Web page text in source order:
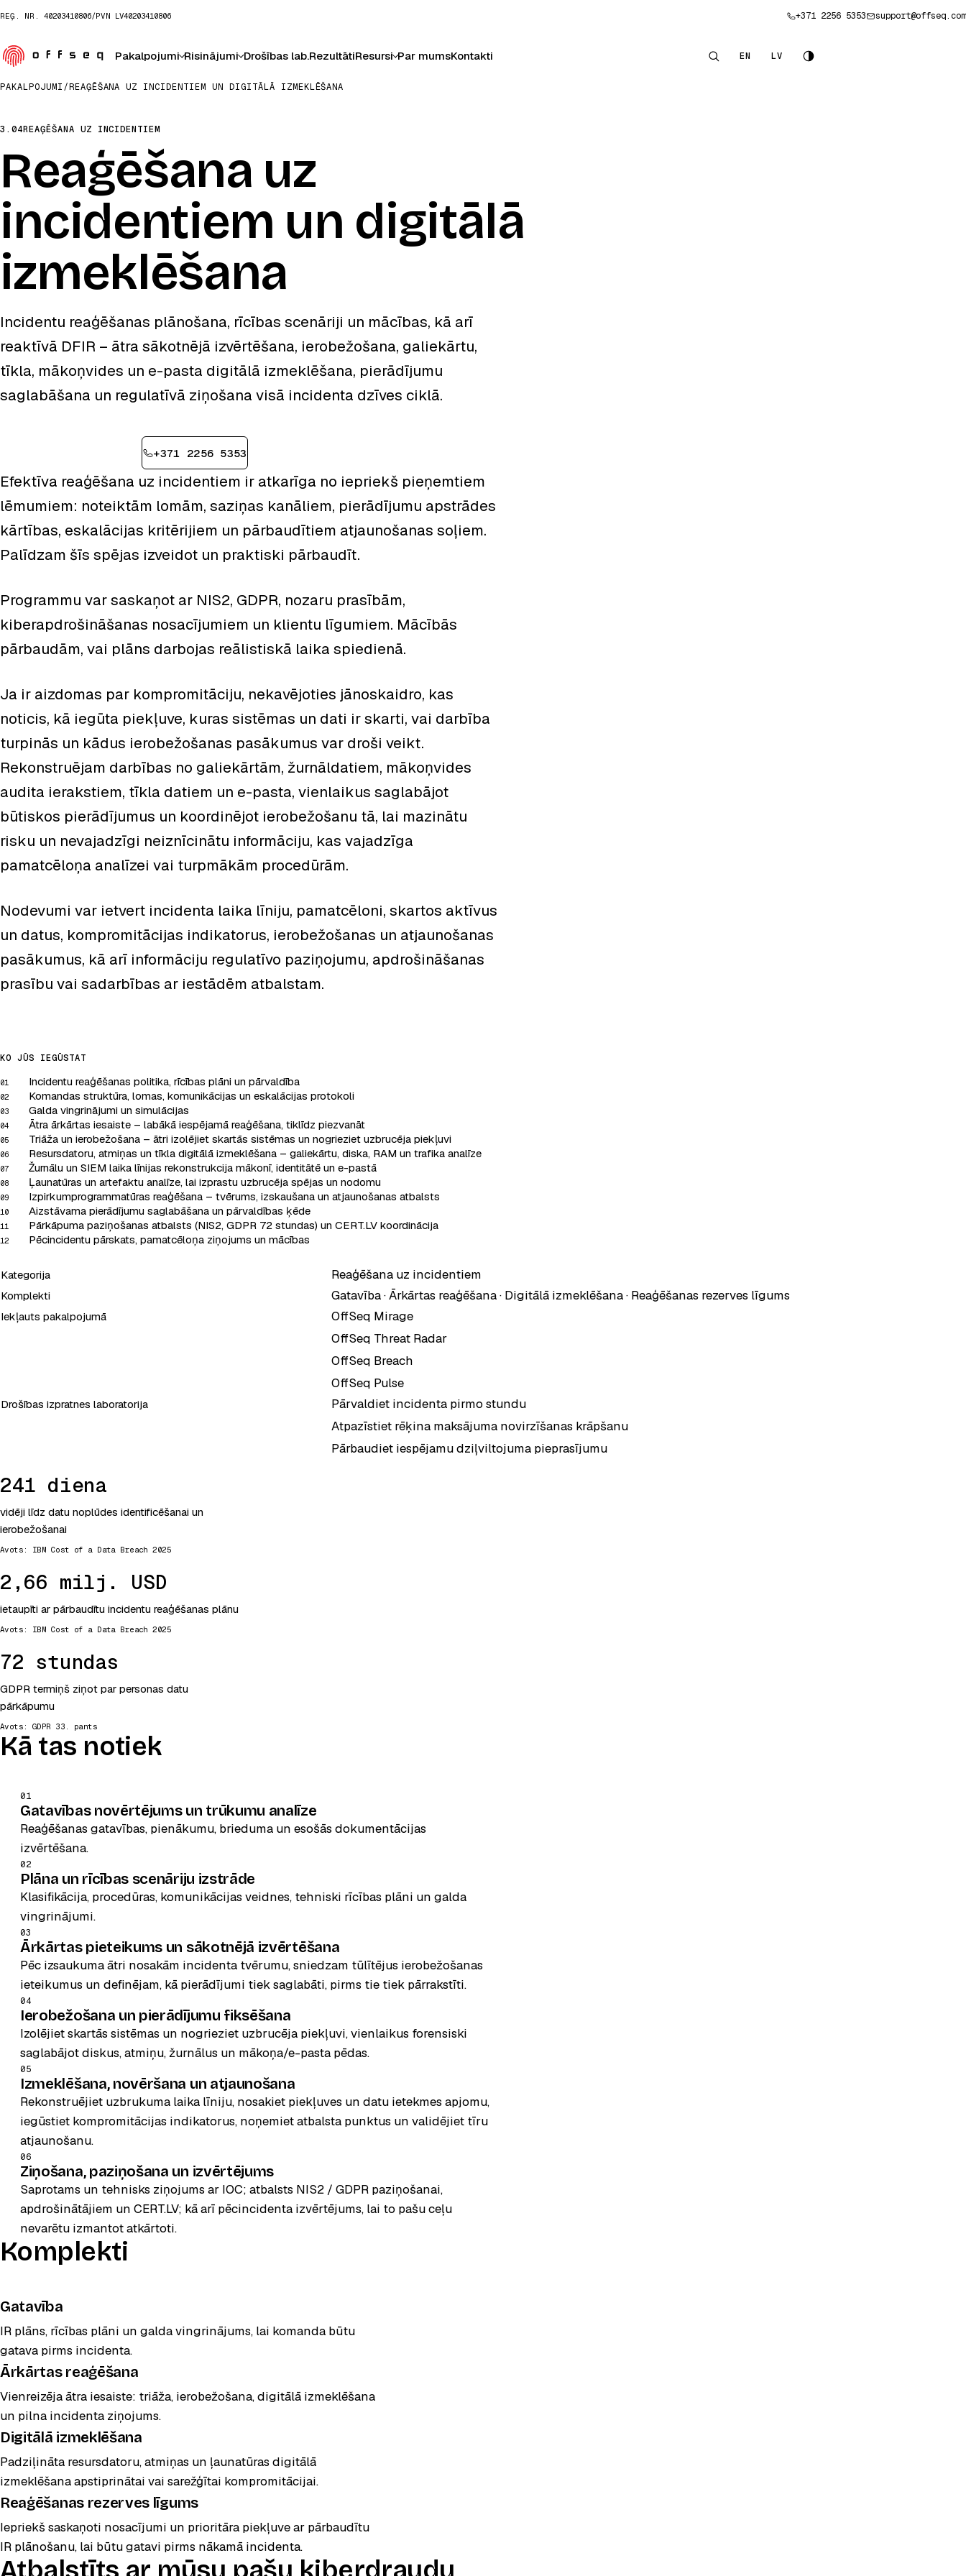
REĢ. NR. 40203410806/PVN LV40203410806 +371 2256 5353 support@offseq.com
Pakalpojumi Risinājumi Drošības lab.RezultātiResursi Par mumsKontakti ENEnglish
LVLatviešu
PAKALPOJUMI/REAĢĒŠANA UZ INCIDENTIEM UN DIGITĀLĀ IZMEKLĒŠANA
3.04REAĢĒŠANA UZ INCIDENTIEM
Reaģēšana uz
incidentiem un digitālā
izmeklēšana
Incidentu reaģēšanas plānošana, rīcības scenāriji un mācības, kā arī
reaktīvā DFIR – ātra sākotnējā izvērtēšana, ierobežošana, galiekārtu,
tīkla, mākoņvides un e-pasta digitālā izmeklēšana, pierādījumu
saglabāšana un regulatīvā ziņošana visā incidenta dzīves ciklā.
+371 2256 5353
Efektīva reaģēšana uz incidentiem ir atkarīga no iepriekš pieņemtiem
lēmumiem: noteiktām lomām, saziņas kanāliem, pierādījumu apstrādes
kārtības, eskalācijas kritērijiem un pārbaudītiem atjaunošanas soļiem.
Palīdzam šīs spējas izveidot un praktiski pārbaudīt.
Programmu var saskaņot ar NIS2, GDPR, nozaru prasībām,
kiberapdrošināšanas nosacījumiem un klientu līgumiem. Mācībās
pārbaudām, vai plāns darbojas reālistiskā laika spiedienā.
Ja ir aizdomas par kompromitāciju, nekavējoties jānoskaidro, kas
noticis, kā iegūta piekļuve, kuras sistēmas un dati ir skarti, vai darbība
turpinās un kādus ierobežošanas pasākumus var droši veikt.
Rekonstruējam darbības no galiekārtām, žurnāldatiem, mākoņvides
audita ierakstiem, tīkla datiem un e-pasta, vienlaikus saglabājot
būtiskos pierādījumus un koordinējot ierobežošanu tā, lai mazinātu
risku un nevajadzīgi neiznīcinātu informāciju, kas vajadzīga
pamatcēloņa analīzei vai turpmākām procedūrām.
Nodevumi var ietvert incidenta laika līniju, pamatcēloni, skartos aktīvus
un datus, kompromitācijas indikatorus, ierobežošanas un atjaunošanas
pasākumus, kā arī informāciju regulatīvo paziņojumu, apdrošināšanas
prasību vai sadarbības ar iestādēm atbalstam.
KO JŪS IEGŪSTAT
01 Incidentu reaģēšanas politika, rīcības plāni un pārvaldība
02 Komandas struktūra, lomas, komunikācijas un eskalācijas protokoli
03 Galda vingrinājumi un simulācijas
04 Ātra ārkārtas iesaiste – labākā iespējamā reaģēšana, tiklīdz piezvanāt
05 Triāža un ierobežošana – ātri izolējiet skartās sistēmas un nogrieziet uzbrucēja piekļuvi
06 Resursdatoru, atmiņas un tīkla digitālā izmeklēšana – galiekārtu, diska, RAM un trafika analīze
07 Žurnālu un SIEM laika līnijas rekonstrukcija mākonī, identitātē un e-pastā
08 Ļaunatūras un artefaktu analīze, lai izprastu uzbrucēja spējas un nodomu
09 Izpirkumprogrammatūras reaģēšana – tvērums, izskaušana un atjaunošanas atbalsts
10 Aizstāvama pierādījumu saglabāšana un pārvaldības ķēde
11 Pārkāpuma paziņošanas atbalsts (NIS2, GDPR 72 stundas) un CERT.LV koordinācija
12 Pēcincidentu pārskats, pamatcēloņa ziņojums un mācības
Kategorija Reaģēšana uz incidentiem
Komplekti Gatavība · Ārkārtas reaģēšana · Digitālā izmeklēšana · Reaģēšanas rezerves līgums
Iekļauts pakalpojumā OffSeq Mirage, atveras jaunā cilnē
OffSeq Threat Radar, atveras jaunā cilnē
OffSeq Breach
OffSeq Pulse, atveras jaunā cilnē
Drošības izpratnes laboratorija
Pārvaldiet incidenta pirmo stundu
Atpazīstiet rēķina maksājuma novirzīšanas krāpšanu
Pārbaudiet iespējamu dziļviltojuma pieprasījumu
241 diena
vidēji līdz datu noplūdes identificēšanai un
ierobežošanai
Avots: IBM Cost of a Data Breach 2025, atveras jaunā cilnē
2,66 milj. USD
ietaupīti ar pārbaudītu incidentu reaģēšanas plānu
Avots: IBM Cost of a Data Breach 2025, atveras jaunā cilnē
72 stundas
GDPR termiņš ziņot par personas datu
pārkāpumu
Avots:GDPR 33. pants, atveras jaunā cilnē
Kā tas notiek
01
Gatavības novērtējums un trūkumu analīze
Reaģēšanas gatavības, pienākumu, brieduma un esošās dokumentācijas
izvērtēšana.
02
Plāna un rīcības scenāriju izstrāde
Klasifikācija, procedūras, komunikācijas veidnes, tehniski rīcības plāni un galda
vingrinājumi.
03
Ārkārtas pieteikums un sākotnējā izvērtēšana
Pēc izsaukuma ātri nosakām incidenta tvērumu, sniedzam tūlītējus ierobežošanas
ieteikumus un definējam, kā pierādījumi tiek saglabāti, pirms tie tiek pārrakstīti.
04
Ierobežošana un pierādījumu fiksēšana
Izolējiet skartās sistēmas un nogrieziet uzbrucēja piekļuvi, vienlaikus forensiski
saglabājot diskus, atmiņu, žurnālus un mākoņa/e-pasta pēdas.
05
Izmeklēšana, novēršana un atjaunošana
Rekonstruējiet uzbrukuma laika līniju, nosakiet piekļuves un datu ietekmes apjomu,
iegūstiet kompromitācijas indikatorus, noņemiet atbalsta punktus un validējiet tīru
atjaunošanu.
06
Ziņošana, paziņošana un izvērtējums
Saprotams un tehnisks ziņojums ar IOC; atbalsts NIS2 / GDPR paziņošanai,
apdrošinātājiem un CERT.LV; kā arī pēcincidenta izvērtējums, lai to pašu ceļu
nevarētu izmantot atkārtoti.
Komplekti
Gatavība
IR plāns, rīcības plāni un galda vingrinājums, lai komanda būtu
gatava pirms incidenta.
Ārkārtas reaģēšana
Vienreizēja ātra iesaiste: triāža, ierobežošana, digitālā izmeklēšana
un pilna incidenta ziņojums.
Digitālā izmeklēšana
Padziļināta resursdatoru, atmiņas un ļaunatūras digitālā
izmeklēšana apstiprinātai vai sarežģītai kompromitācijai.
Reaģēšanas rezerves līgums
Iepriekš saskaņoti nosacījumi un prioritāra piekļuve ar pārbaudītu
IR plānošanu, lai būtu gatavi pirms nākamā incidenta.